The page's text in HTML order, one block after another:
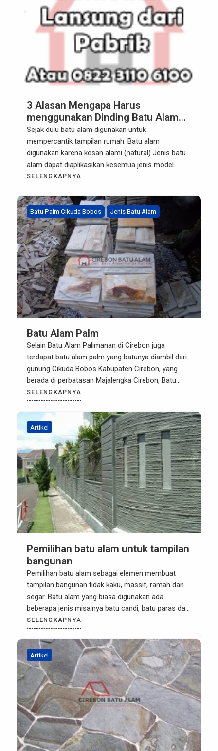
3 Alasan Mengapa Harus
menggunakan Dinding Batu Alam
untuk Rumah Anda
Sejak dulu batu alam digunakan untuk
mempercantik tampilan rumah. Batu alam
digunakan karena kesan alami (natural) Jenis batu
alam dapat diaplikasikan kesemua jenis model
rumah anda menjadi lebih terlihat kesan yang
sangat natural dan semaki minimalis baik itu rumah
modern atau tradisional. kesan alaminya juga
membuat suasa ruangan menjadi lebih luwes dan
tidak monoton apalagi […]
SELENGKAPNYA
Batu Palm Cikuda Bobos Jenis Batu Alam
Batu Alam Palm
Selain Batu Alam Palimanan di Cirebon juga
terdapat batu alam palm yang batunya diambil dari
gunung Cikuda Bobos Kabupaten Cirebon, yang
berada di perbatasan Majalengka Cirebon, Batu
alam palm ini teksturnya tampak mirip dengan batu
palimanan, namun warnanya calm putih kecoklatan.
Batu Palm tersedia dalam 2 macam jenis yaitu RTA
(Rata Alam) dan RTM (Rata […]
SELENGKAPNYA
Artikel
Pemilihan batu alam untuk tampilan
bangunan
Pemilihan batu alam sebagai elemen membuat
tampilan bangunan tidak kaku, massif, ramah dan
segar. Batu alam yang biasa digunakan ada
beberapa jenis misalnya batu candi, batu paras dan
andesit. Batu Candi biasanya digunakan untuk
eksterior semisal teras dan pagar. Bentuknya
berupa lempengan-lempengan, tekstur kasar dan
berpori besar sehingga mudah menyerap air. Batu
Paras memiliki tekstur […]
SELENGKAPNYA
Artikel